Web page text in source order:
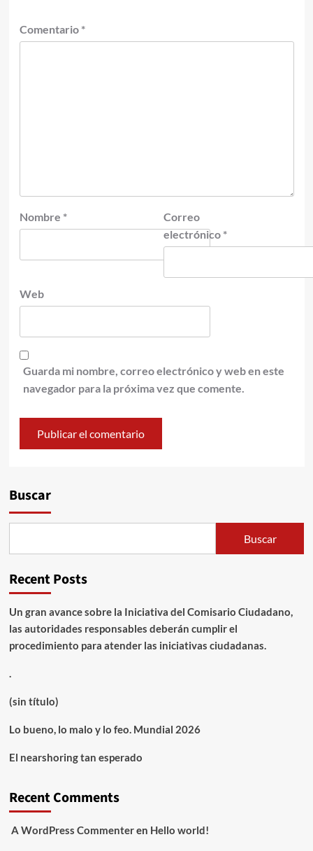
Comentario *
Nombre *
Correo
electrónico *
Web
Guarda mi nombre, correo electrónico y web en este
navegador para la próxima vez que comente.
Buscar
Buscar
Recent Posts
Un gran avance sobre la Iniciativa del Comisario Ciudadano,
las autoridades responsables deberán cumplir el
procedimiento para atender las iniciativas ciudadanas.
.
(sin título)
Lo bueno, lo malo y lo feo. Mundial 2026
El nearshoring tan esperado
Recent Comments
A WordPress Commenteren Hello world!